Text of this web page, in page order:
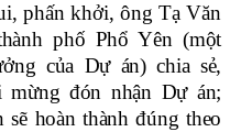
phấn khởi, ông Tạ Văn
phố Phổ Yên (một
của Dự án) chia sẻ,
đón nhận Dự án;
hoàn thành đúng theo